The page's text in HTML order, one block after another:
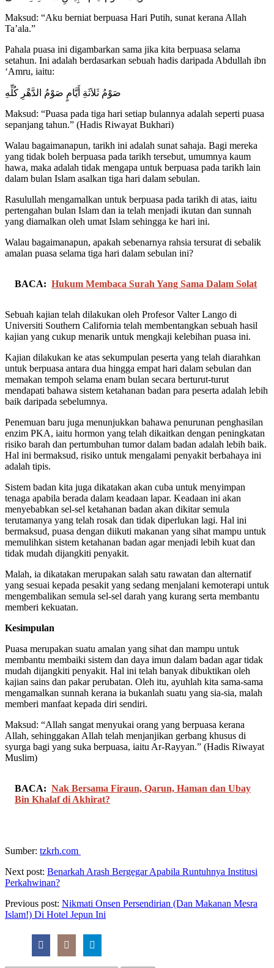
Maksud: “Aku berniat berpuasa Hari Putih, sunat kerana Allah
Ta’ala.”
Pahala puasa ini digambarkan sama jika kita berpuasa selama
setahun. Ini adalah berdasarkan sebuah hadis daripada Abdullah ibn
‘Amru, iaitu:
صَوْمُ ثَلاَثَةِ أَيَّامٍ صَوْمُ الدَّهْرِ كُلِّهِ
Maksud: “Puasa pada tiga hari setiap bulannya adalah seperti puasa
sepanjang tahun.” (Hadis Riwayat Bukhari)
Walau bagaimanapun, tarikh ini adalah sunat sahaja. Bagi mereka
yang tidak boleh berpuasa pada tarikh tersebut, umumnya kaum
hawa, maka adalah tidak mengapa untuk berpuasa pada tarikh lain
dalam bulan Islam asalkan tiga hari dalam sebulan.
Rasulullah mengamalkan untuk berpuasa pada tarikh di atas, iaitu
pertengahan bulan Islam dan ia telah menjadi ikutan dan sunnah
yang diamalkan oleh umat Islam sehingga ke hari ini.
Walau bagaimanapun, apakah sebenarnya rahsia tersurat di sebalik
amalan puasa selama tiga hari dalam sebulan ini?
BACA: Hukum Membaca Surah Yang Sama Dalam Solat
Sebuah kajian telah dilakukan oleh Profesor Valter Lango di
Universiti Southern California telah membentangkan sebuah hasil
kajian yang cukup menarik untuk mengkaji kelebihan puasa ini.
Kajian dilakukan ke atas sekumpulan peserta yang telah diarahkan
untuk berpuasa antara dua hingga empat hari dalam sebulan dan
memakan tempoh selama enam bulan secara berturut-turut
mendapati bahawa sistem ketahanan badan para peserta adalah lebih
baik daripada sebelumnya.
Penemuan baru juga menunjukkan bahawa penurunan penghasilan
enzim PKA, iaitu hormon yang telah dikaitkan dengan peningkatan
risiko barah dan pertumbuhan tumor dalam badan adalah lebih baik.
Hal ini bermaksud, risiko untuk mengalami penyakit berbahaya ini
adalah tipis.
Sistem badan kita juga dikatakan akan cuba untuk menyimpan
tenaga apabila berada dalam keadaan lapar. Keadaan ini akan
menyebabkan sel-sel ketahanan badan akan dikitar semula
terutamanya yang telah rosak dan tidak diperlukan lagi. Hal ini
bermaksud, puasa dengan diikuti makanan yang sihat mampu untuk
memulihkan sistem ketahanan badan agar menjadi lebih kuat dan
tidak mudah dijangkiti penyakit.
Malah, ia dikatakan merupakan salah satu rawatan dan alternatif
yang sesuai kepada pesakit yang sedang menjalani kemoterapi untuk
mengembalikan semula sel-sel darah yang kurang serta membantu
memberi kekuatan.
Kesimpulan
Puasa merupakan suatu amalan yang sihat dan mampu untuk
membantu membaiki sistem dan daya imun dalam badan agar tidak
mudah dijangkiti penyakit. Hal ini telah banyak dibuktikan oleh
kajian sains dan pakar perubatan. Oleh itu, ayuhlah kita sama-sama
mengamalkan sunnah kerana ia bukanlah suatu yang sia-sia, malah
memberi manfaat kepada diri sendiri.
Maksud: “Allah sangat menyukai orang yang berpuasa kerana
Allah, sehinggakan Allah telah menjanjikan gerbang khusus di
syurga bagi yang suka berpuasa, iaitu Ar-Rayyan.” (Hadis Riwayat
Muslim)
BACA: Nak Bersama Firaun, Qarun, Haman dan Ubay
Bin Khalaf di Akhirat?
Sumber: tzkrh.com
Next post: Benarkah Arash Bergegar Apabila Runtuhnya Institusi
Perkahwinan?
Previous post: Nikmati Onsen Persendirian (Dan Makanan Mesra
Islam!) Di Hotel Jepun Ini